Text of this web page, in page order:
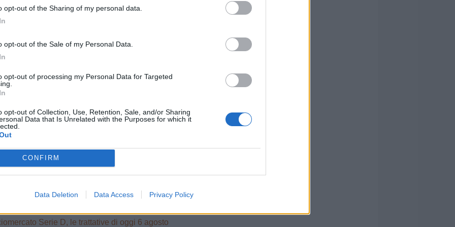
opt-out of the Sharing of my personal data.
opt-out of the Sale of my Personal Data.
opt-out of processing my Personal Data for Targeted
opt-out of Collection, Use, Retention, Sale, and/or Sharing
Data that Is Unrelated with the Purposes for which it
CONFIRM
Data Deletion Data Access Privacy Policy
Ancona,
il cambio di
il sogno per
è Grégoire
il programma dell'estate
Paganese, è fatta per l'arrivo di Giuseppe Sicurella: i dettagli
Serie D, le trattative di oggi 6 agosto